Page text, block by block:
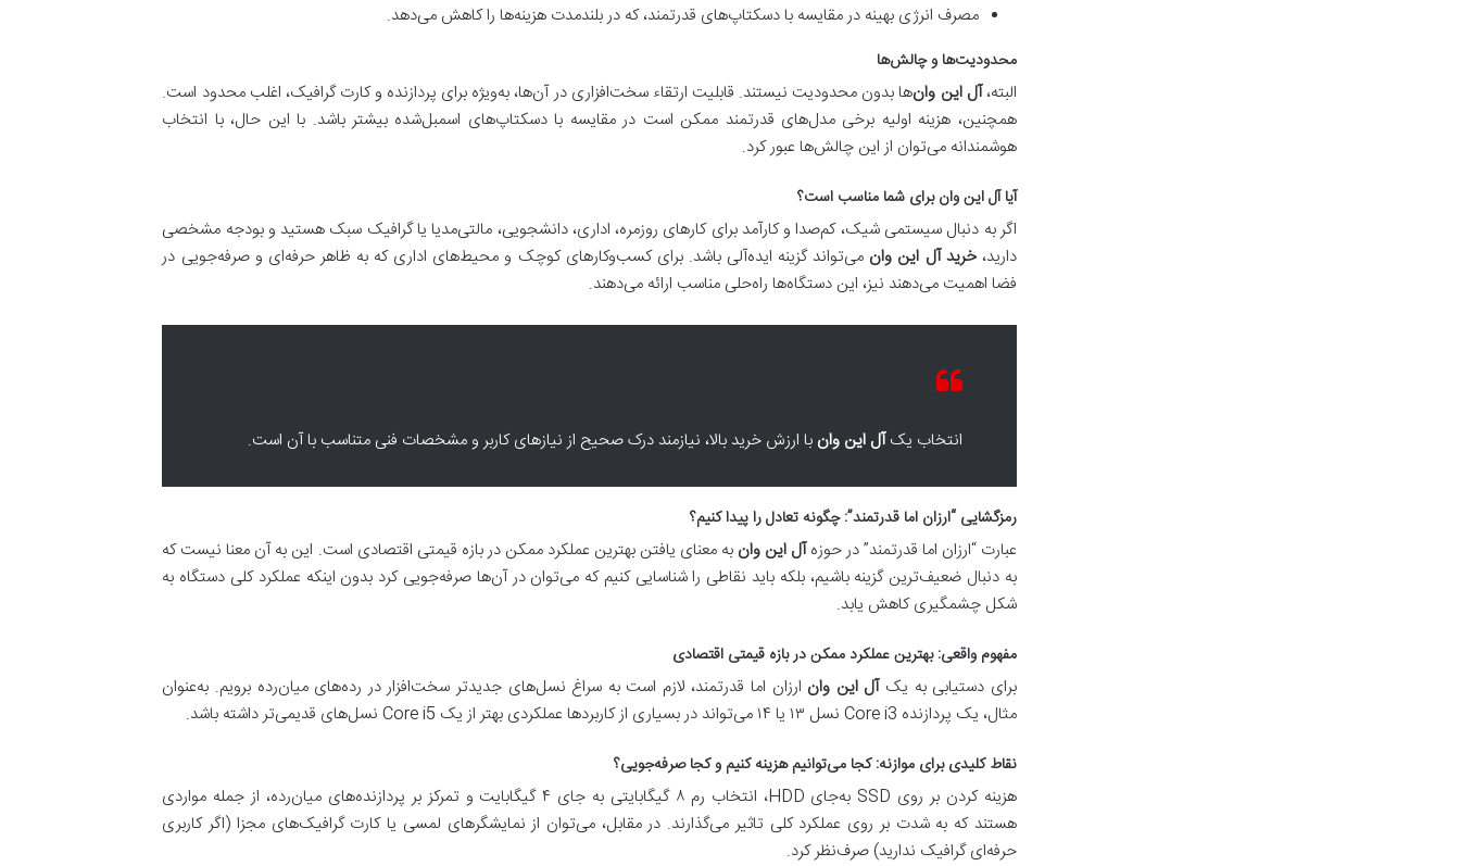
مصرف انرژی بهینه در مقایسه با دسکتاپ‌های قدرتمند، که در بلندمدت هزینه‌ها را کاهش می‌دهد.
محدودیت‌ها و چالش‌ها
البته، آل این وان‌ها بدون محدودیت نیستند. قابلیت ارتقاء سخت‌افزاری در آن‌ها، به‌ویژه برای پردازنده و کارت گرافیک، اغلب محدود است.
همچنین، هزینه اولیه برخی مدل‌های قدرتمند ممکن است در مقایسه با دسکتاپ‌های اسمبل‌شده بیشتر باشد. با این حال، با انتخاب
هوشمندانه می‌توان از این چالش‌ها عبور کرد.
آیا آل این وان برای شما مناسب است؟
اگر به دنبال سیستمی شیک، کم‌صدا و کارآمد برای کارهای روزمره، اداری، دانشجویی، مالتی‌مدیا یا گرافیک سبک هستید و بودجه مشخصی
دارید، خرید آل این وان می‌تواند گزینه ایده‌آلی باشد. برای کسب‌وکارهای کوچک و محیط‌های اداری که به ظاهر حرفه‌ای و صرفه‌جویی در
فضا اهمیت می‌دهند نیز، این دستگاه‌ها راه‌حلی مناسب ارائه می‌دهند.
انتخاب یک آل این وان با ارزش خرید بالا، نیازمند درک صحیح از نیازهای کاربر و مشخصات فنی متناسب با آن است.
رمزگشایی “ارزان اما قدرتمند”: چگونه تعادل را پیدا کنیم؟
عبارت “ارزان اما قدرتمند” در حوزه آل این وان به معنای یافتن بهترین عملکرد ممکن در بازه قیمتی اقتصادی است. این به آن معنا نیست که
به دنبال ضعیف‌ترین گزینه باشیم، بلکه باید نقاطی را شناسایی کنیم که می‌توان در آن‌ها صرفه‌جویی کرد بدون اینکه عملکرد کلی دستگاه به
شکل چشمگیری کاهش یابد.
مفهوم واقعی: بهترین عملکرد ممکن در بازه قیمتی اقتصادی
برای دستیابی به یک آل این وان ارزان اما قدرتمند، لازم است به سراغ نسل‌های جدیدتر سخت‌افزار در رده‌های میان‌رده برویم. به‌عنوان
مثال، یک پردازنده Core i3 نسل ۱۳ یا ۱۴ می‌تواند در بسیاری از کاربردها عملکردی بهتر از یک Core i5 نسل‌های قدیمی‌تر داشته باشد.
نقاط کلیدی برای موازنه: کجا می‌توانیم هزینه کنیم و کجا صرفه‌جویی؟
هزینه کردن بر روی SSD به‌جای HDD، انتخاب رم ۸ گیگابایتی به جای ۴ گیگابایت و تمرکز بر پردازنده‌های میان‌رده، از جمله مواردی
هستند که به شدت بر روی عملکرد کلی تاثیر می‌گذارند. در مقابل، می‌توان از نمایشگرهای لمسی یا کارت گرافیک‌های مجزا (اگر کاربری
حرفه‌ای گرافیک ندارید) صرف‌نظر کرد.